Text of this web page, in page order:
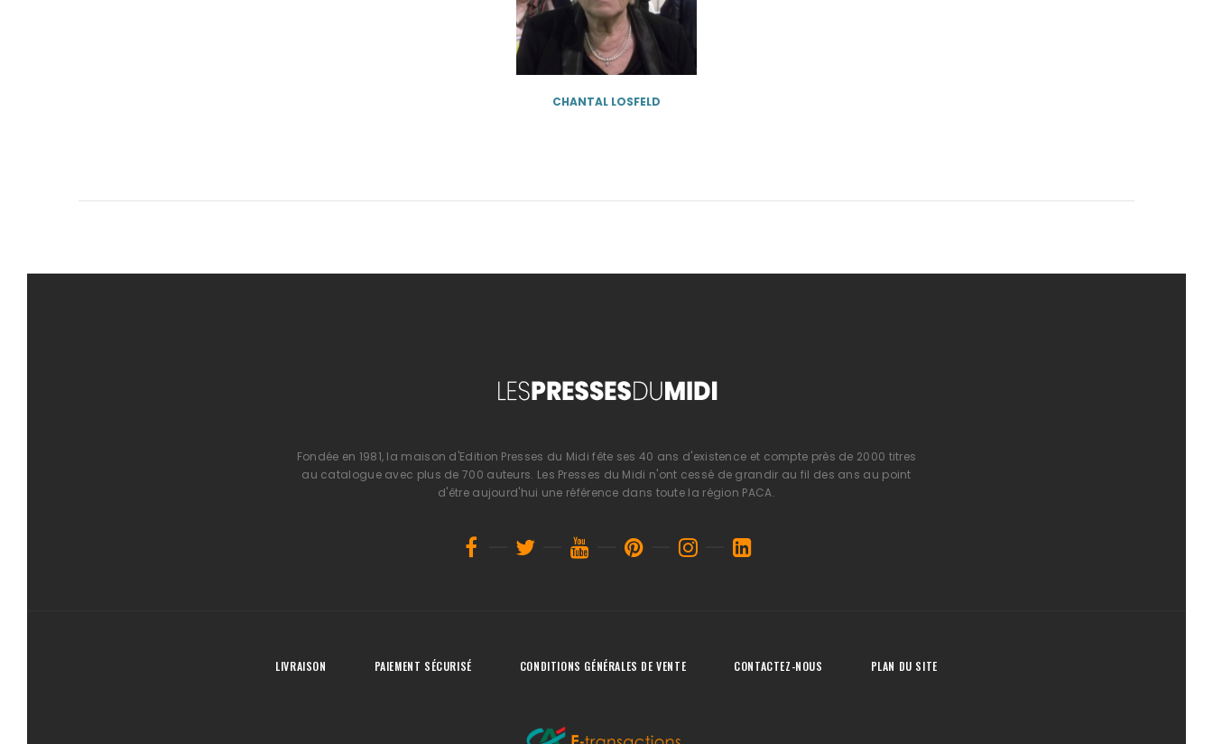
CHANTAL LOSFELD
Fondée en 1981, la maison d'Edition Presses du Midi fête ses 40 ans d'existence et compte près de 2000 titres
au catalogue avec plus de 700 auteurs. Les Presses du Midi n'ont cessé de grandir au fil des ans au point
d'être aujourd'hui une référence dans toute la région PACA.
LIVRAISON PAIEMENT SÉCURISÉ CONDITIONS GÉNÉRALES DE VENTE CONTACTEZ-NOUS PLAN DU SITE